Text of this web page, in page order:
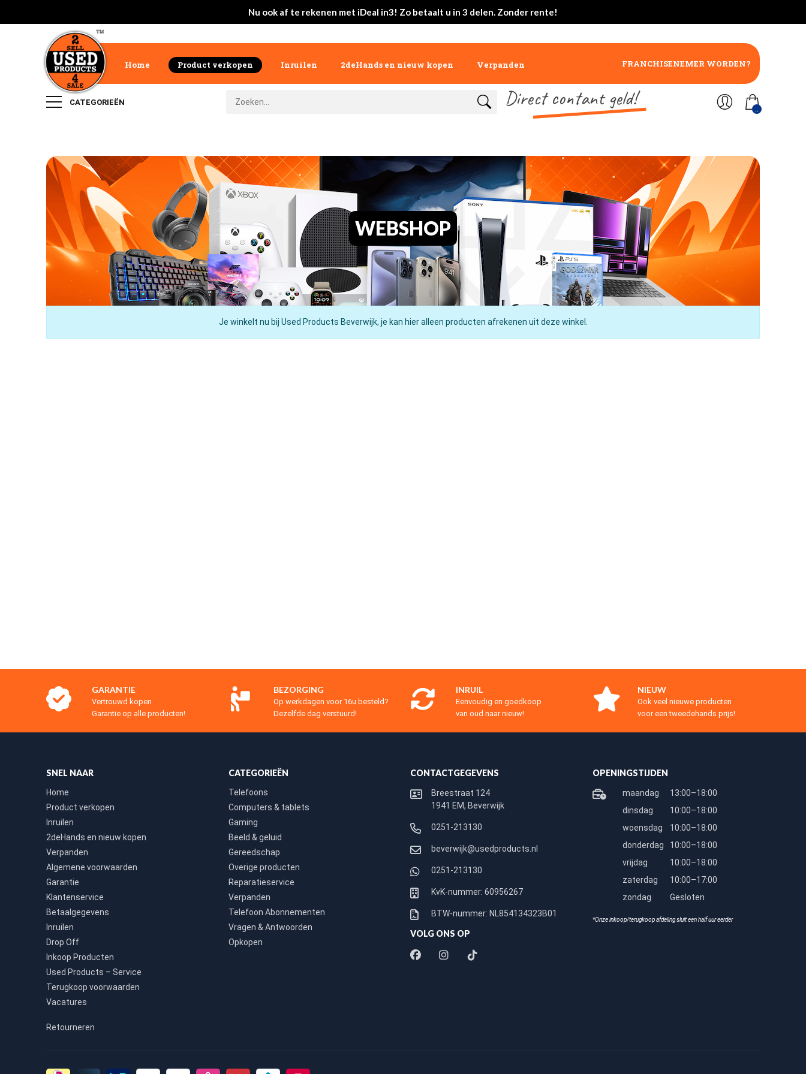
Nu ook af te rekenen met iDeal in3! Zo betaalt u in 3 delen. Zonder rente!
Home Product verkopen Inruilen 2deHands en nieuw kopen Verpanden FRANCHISENEMER WORDEN?
CATEGORIEËN Direct contant geld! ..
WEBSHOP
Je winkelt nu bij Used Products Beverwijk, je kan hier alleen producten afrekenen uit deze winkel.
GARANTIE
Vertrouwd kopen
Garantie op alle producten!
BEZORGING
Op werkdagen voor 16u besteld?
Dezelfde dag verstuurd!
INRUIL
Eenvoudig en goedkoop
van oud naar nieuw!
NIEUW
Ook veel nieuwe producten
voor een tweedehands prijs!
SNEL NAAR
Home
Product verkopen
Inruilen
2deHands en nieuw kopen
Verpanden
Algemene voorwaarden
Garantie
Klantenservice
Betaalgegevens
Inruilen
Drop Off
Inkoop Producten
Used Products – Service
Terugkoop voorwaarden
Vacatures
Retourneren
CATEGORIEËN
Telefoons
Computers & tablets
Gaming
Beeld & geluid
Gereedschap
Overige producten
Reparatieservice
Verpanden
Telefoon Abonnementen
Vragen & Antwoorden
Opkopen
CONTACTGEGEVENS
Breestraat 124
1941 EM, Beverwijk
0251-213130
beverwijk@usedproducts.nl
0251-213130
KvK-nummer: 60956267
BTW-nummer: NL854134323B01
VOLG ONS OP
OPENINGSTIJDEN
maandag
13:00–18:00
dinsdag
10:00–18:00
woensdag
10:00–18:00
donderdag
10:00–18:00
vrijdag
10:00–18:00
zaterdag
10:00–17:00
zondag
Gesloten
*Onze inkoop/terugkoop afdeling sluit een half uur eerder